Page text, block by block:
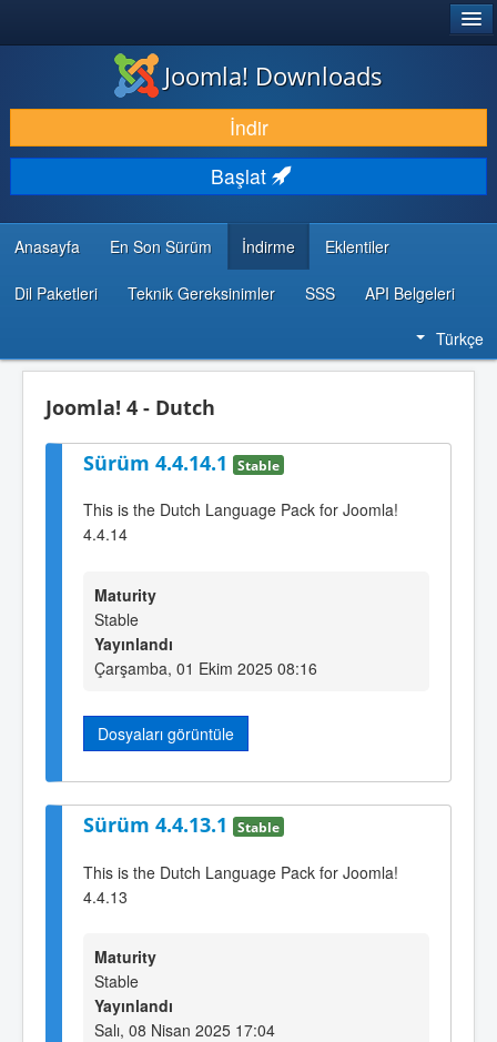
İNDIR & GENIŞLET
KEŞFET & ÖĞREN
TOPLULUK & DESTEK
GELIŞTIRICI KAYNAKLARI
Joomla! Downloads
İndir
Başlat
Anasayfa En Son Sürüm İndirme Eklentiler
Dil Paketleri Teknik Gereksinimler SSS API Belgeleri
Türkçe
Joomla! 4 - Dutch
Sürüm 4.4.14.1 Stable
This is the Dutch Language Pack for Joomla!
4.4.14
Maturity
Stable
Yayınlandı
Çarşamba, 01 Ekim 2025 08:16
Dosyaları görüntüle
Sürüm 4.4.13.1 Stable
This is the Dutch Language Pack for Joomla!
4.4.13
Maturity
Stable
Yayınlandı
Salı, 08 Nisan 2025 17:04